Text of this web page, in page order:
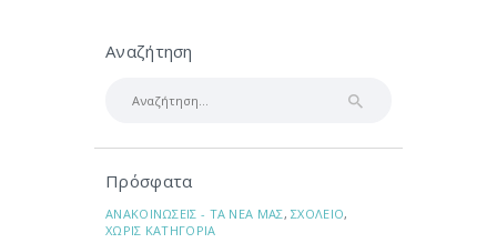
Αναζήτηση
Πρόσφατα
ΑΝΑΚΟΙΝΩΣΕΙΣ - ΤΑ ΝΕΑ ΜΑΣ,ΣΧΟΛΕΙΟ,
ΧΩΡΙΣ ΚΑΤΗΓΟΡΙΑ